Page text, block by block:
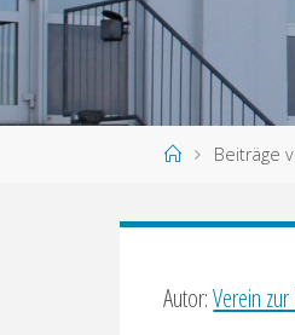
StartBeiträge
Autor:Verein